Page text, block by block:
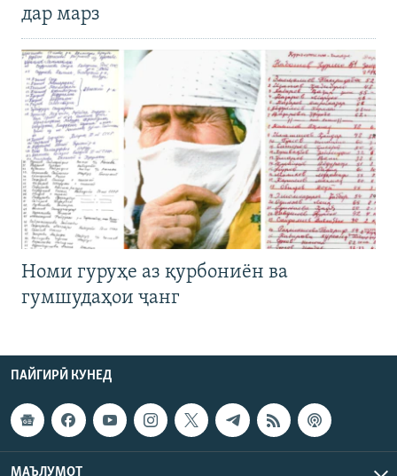
дар марз
Номи гуруҳе аз қурбониён ва
гумшудаҳои ҷанг
ПАЙГИРӢ КУНЕД
МАЪЛУМОТ